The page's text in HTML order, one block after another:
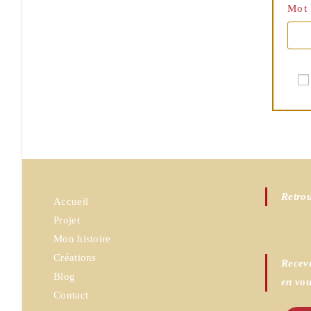
Mot
Accueil
Projet
Mon histoire
Créations
Blog
Contact
en